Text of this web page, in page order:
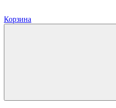
Корзина